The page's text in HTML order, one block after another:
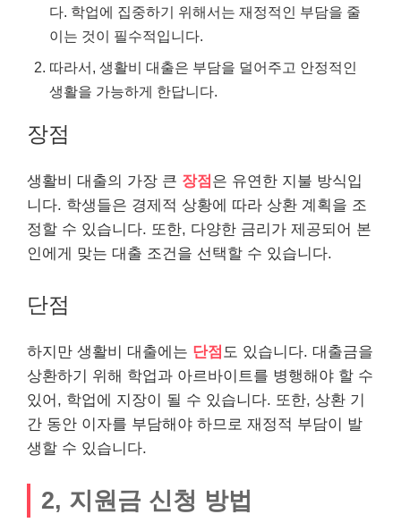
다. 학업에 집중하기 위해서는 재정적인 부담을 줄
이는 것이 필수적입니다.
따라서, 생활비 대출은 부담을 덜어주고 안정적인
생활을 가능하게 한답니다.
장점
생활비 대출의 가장 큰 장점 은 유연한 지불 방식입
니다. 학생들은 경제적 상황에 따라 상환 계획을 조
정할 수 있습니다. 또한, 다양한 금리가 제공되어 본
인에게 맞는 대출 조건을 선택할 수 있습니다.
단점
하지만 생활비 대출에는 단점 도 있습니다. 대출금을
상환하기 위해 학업과 아르바이트를 병행해야 할 수
있어, 학업에 지장이 될 수 있습니다. 또한, 상환 기
간 동안 이자를 부담해야 하므로 재정적 부담이 발
생할 수 있습니다.
2, 지원금 신청 방법